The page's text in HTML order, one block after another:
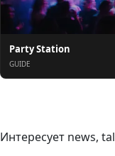
Party Station
GUIDE
Интересует news,